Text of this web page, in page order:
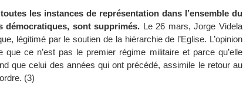
les instances de représentation dans l’ensemble du
démocratiques, sont supprimés. Le 26 mars, Jorge Videla
légitimé par le soutien de la hiérarchie de l’Eglise. L’opinion
que ce n’est pas le premier régime militaire et parce qu’elle
que celui des années qui ont précédé, assimile le retour au
(3)